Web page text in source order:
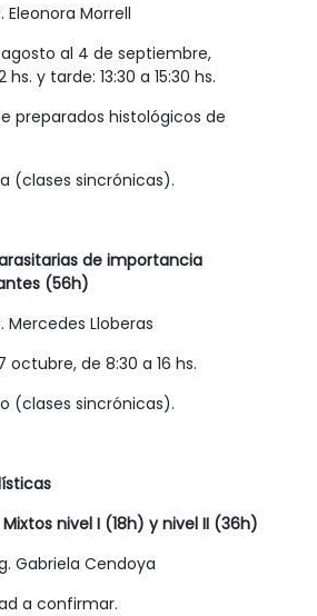
Eleonora Morrell
al 4 de septiembre,
y tarde: 13:30 a 15:30 hs.
preparados histológicos de
(clases sincrónicas).
de importancia
(56h)
Mercedes Lloberas
octubre, de 8:30 a 16 hs.
(clases sincrónicas).
nivel I (18h) y nivel II (36h)
Gabriela Cendoya
a confirmar.